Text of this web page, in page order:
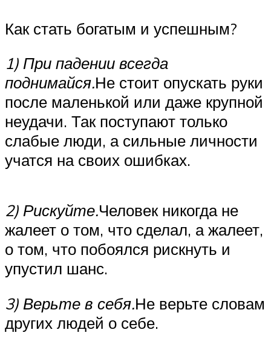
Как стать богатым и успешным?
1) При падении всегда
поднимайся.Не стоит опускать руки
после маленькой или даже крупной
неудачи. Так поступают только
слабые люди, а сильные личности
учатся на своих ошибках.
2) Рискуйте.Человек никогда не
жалеет о том, что сделал, а жалеет,
о том, что побоялся рискнуть и
упустил шанс.
3) Верьте в себя.Не верьте словам
других людей о себе.